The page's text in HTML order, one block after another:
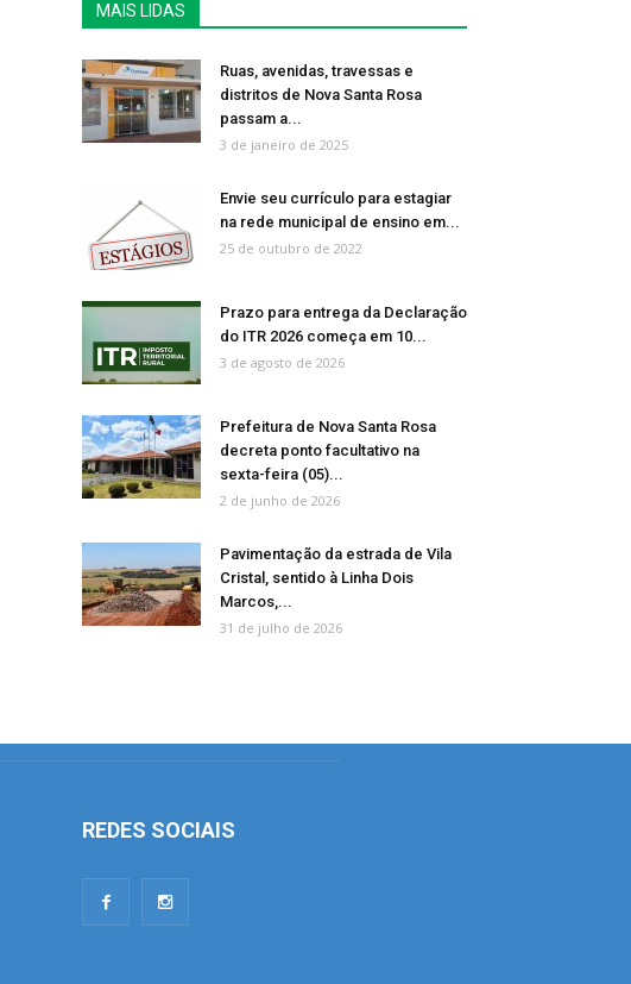
MAIS LIDAS
Ruas, avenidas, travessas e
distritos de Nova Santa Rosa
passam a...
3 de janeiro de 2025
Envie seu currículo para estagiar
na rede municipal de ensino em...
25 de outubro de 2022
Prazo para entrega da Declaração
do ITR 2026 começa em 10...
3 de agosto de 2026
Prefeitura de Nova Santa Rosa
decreta ponto facultativo na
sexta-feira (05)...
2 de junho de 2026
Pavimentação da estrada de Vila
Cristal, sentido à Linha Dois
Marcos,...
31 de julho de 2026
REDES SOCIAIS